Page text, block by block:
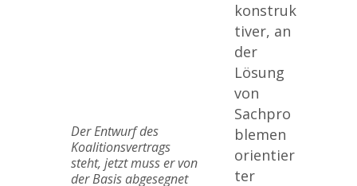
Der Entwurf des
Koalitionsvertrags
steht, jetzt muss er von
der Basis abgesegnet
konstruk
tiver, an
der
Lösung
von
Sachpro
blemen
orientier
ter